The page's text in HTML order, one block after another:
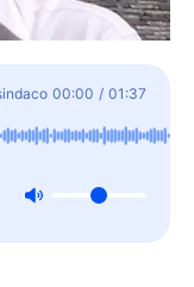
00:00 / 01:37